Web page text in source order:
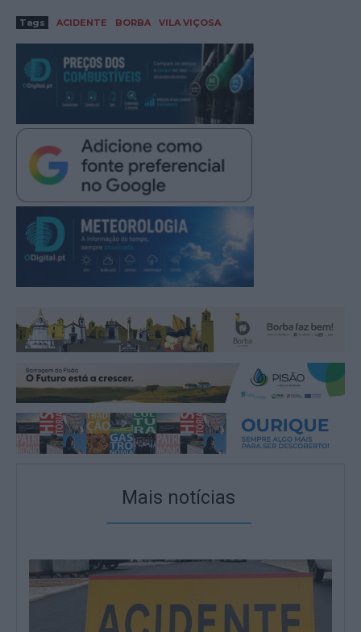
Tags ACIDENTE BORBA VILA VIÇOSA
Mais notícias